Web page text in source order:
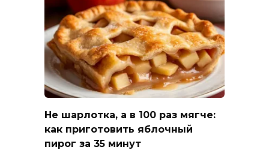
Не шарлотка, а в 100 раз мягче:
как приготовить яблочный
пирог за 35 минут